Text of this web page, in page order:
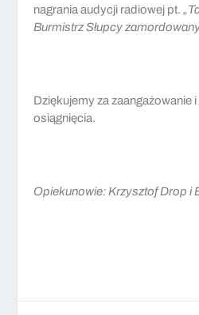
nagrania audycji radiowej pt.
Burmistrz Słupcy
Dziękujemy za zaangażowanie
osiągnięcia.
Opiekunowie: Krzysztof Drop i